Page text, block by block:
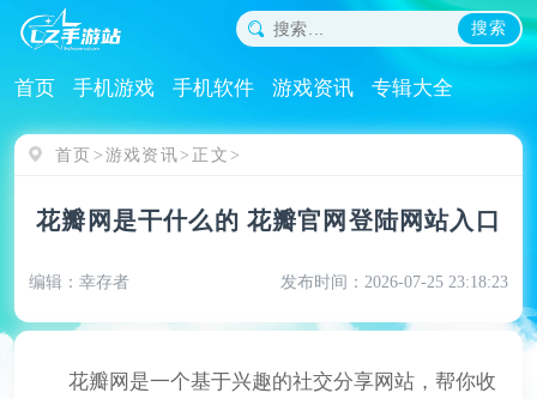
搜索
首页 手机游戏 手机软件 游戏资讯 专辑大全
首页 游戏资讯 正文
花瓣网是干什么的 花瓣官网登陆网站入口
编辑：幸存者 发布时间：2026-07-25 23:18:23
花瓣网是一个基于兴趣的社交分享网站，帮你收